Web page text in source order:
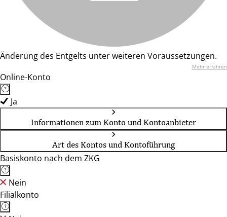
Änderung des Entgelts unter weiteren Voraussetzungen.
Mehr erfahren
Online-Konto
Ja
Informationen zum Konto und Kontoanbieter
Art des Kontos und Kontoführung
Basiskonto nach dem ZKG
Nein
Filialkonto